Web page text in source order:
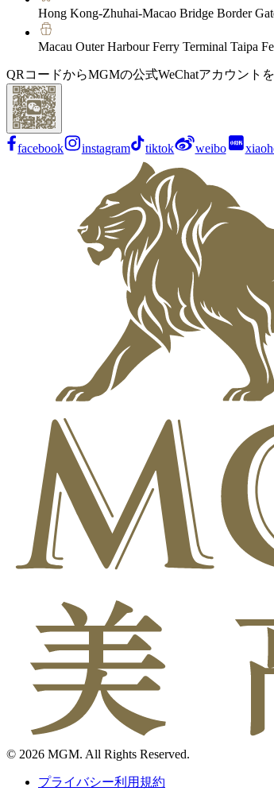
Hong Kong-Zhuhai-Macao Bridge Border
Macau Outer Harbour Ferry Terminal Taipa
QRコードからMGMの公式WeChatアカウント
facebook instagram tiktok weibo
© 2026 MGM. All Rights Reserved.
プライバシー利用規約